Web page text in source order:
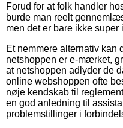
Forud for at folk handler
burde man reelt
men det er bare ikke super
Et nemmere alternativ kan
netshoppen er e-mærket,
at netshoppen adlyder de
online webshoppen ofte
nøje kendskab til
en god anledning til
problemstillinger i